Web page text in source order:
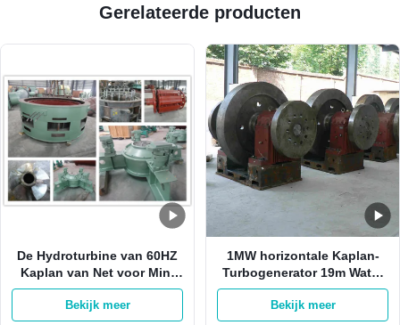
Gerelateerde producten
De Hydroturbine van 60HZ
Kaplan van Net voor Mini
Hydro Station Vertical
Kaplan-Turbine
Bekijk meer
1MW horizontale Kaplan-
Turbogenerator 19m Water
Hoofd6.2m3/s
Bekijk meer